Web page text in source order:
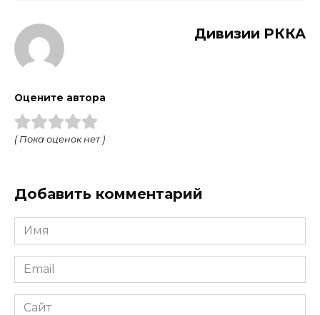
Дивизии РККА
Оцените автора
( Пока оценок нет )
Добавить комментарий
Имя
Email
Сайт